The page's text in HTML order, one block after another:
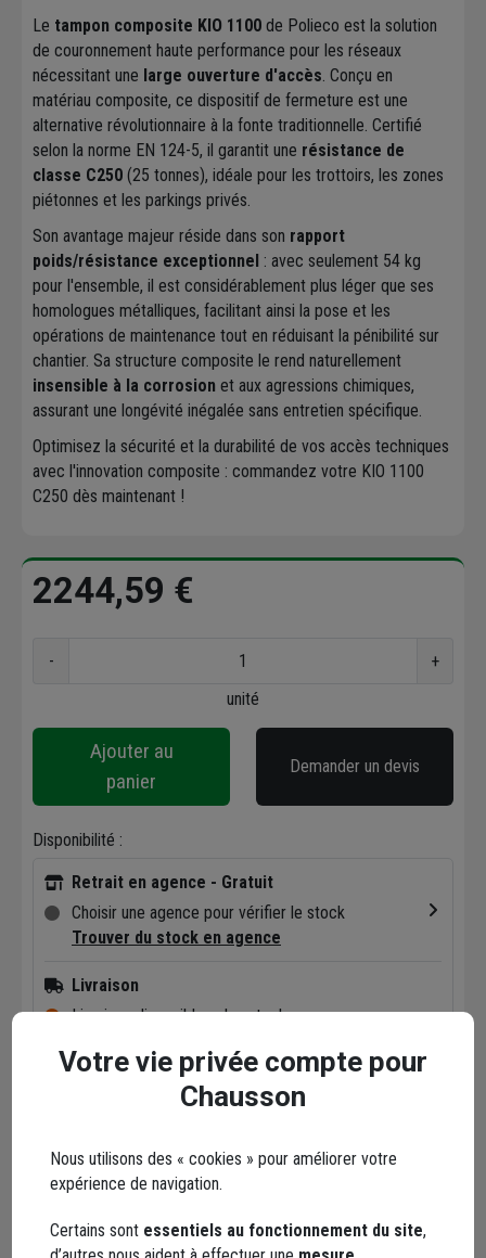
Le tampon composite KIO 1100 de Polieco est la solution
de couronnement haute performance pour les réseaux
nécessitant une large ouverture d'accès. Conçu en
matériau composite, ce dispositif de fermeture est une
alternative révolutionnaire à la fonte traditionnelle. Certifié
selon la norme EN 124-5, il garantit une résistance de
classe C250 (25 tonnes), idéale pour les trottoirs, les zones
piétonnes et les parkings privés.
Son avantage majeur réside dans son rapport
poids/résistance exceptionnel : avec seulement 54 kg
pour l'ensemble, il est considérablement plus léger que ses
homologues métalliques, facilitant ainsi la pose et les
opérations de maintenance tout en réduisant la pénibilité sur
chantier. Sa structure composite le rend naturellement
insensible à la corrosion et aux agressions chimiques,
assurant une longévité inégalée sans entretien spécifique.
Optimisez la sécurité et la durabilité de vos accès techniques
avec l'innovation composite : commandez votre KIO 1100
C250 dès maintenant !
2244,59 €
-
+
unité
Ajouter au
panier
Demander un devis
Disponibilité :
Retrait en agence - Gratuit
Choisir une agence pour vérifier le stock
Trouver du stock en agence
Livraison
Livraison disponible selon stock agence
Votre vie privée compte pour
Chausson
Nous utilisons des « cookies » pour améliorer votre
expérience de navigation.
Certains sont essentiels au fonctionnement du site,